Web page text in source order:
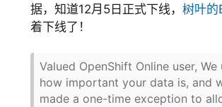
据，知道12月5日正式下线， 树叶的
着下线了！
Valued OpenShift Online user, We
how important your data is, and
made a one-time exception to